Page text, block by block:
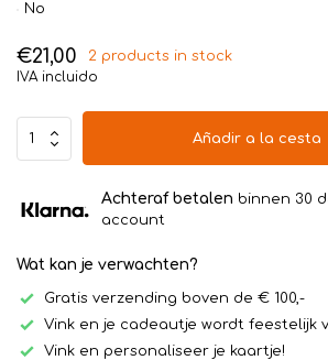
No
€21,00
2 products in stock
IVA incluido
Añadir a la cesta
Achteraf betalen binnen 30
account
Wat kan je verwachten?
Gratis verzending boven de € 100,-
Vink en je cadeautje wordt feestelijk
Vink en personaliseer je kaartje!